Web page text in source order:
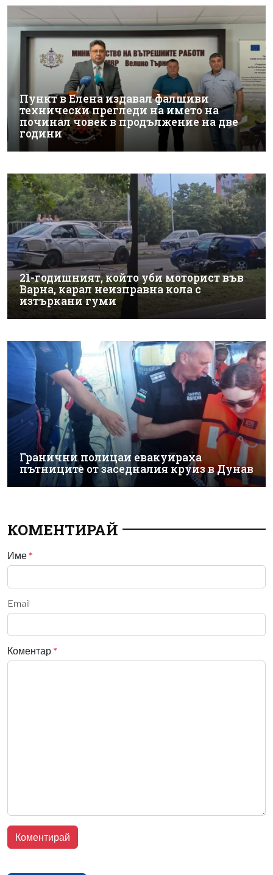
Пункт в Елена издавал фалшиви
технически прегледи на името на
починал човек в продължение на две
години
21-годишният, който уби моторист във
Варна, карал неизправна кола с
изтъркани гуми
Гранични полицаи евакуираха
пътниците от заседналия круиз в Дунав
КОМЕНТИРАЙ
Име *
Email
Коментар *